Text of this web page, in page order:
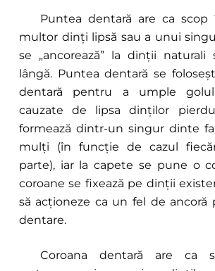
Puntea dentară are ca scop
multor dinți lipsă sau a unui
se „ancorează” la dinții naturali
lângă. Puntea dentară se
dentară pentru a umple
cauzate de lipsa dinților
formează dintr-un singur dinte
mulți (în funcție de cazul
parte), iar la capete se pune o
coroane se fixează pe dinții
să acționeze ca un fel de
dentare.
Coroana dentară are ca